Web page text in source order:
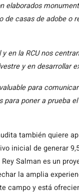
elaborados
casas de adobe o
en la RCU nos
y en desarrollar
para
para poner a prueba
también quiere
inicial de generar
Salman es un
la amplia
campo y está